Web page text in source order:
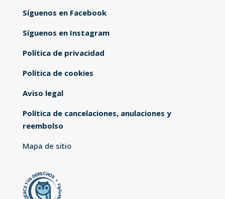
Síguenos en Facebook
Síguenos en Instagram
Política de privacidad
Política de cookies
Aviso legal
Política de cancelaciones, anulaciones y
reembolso
Mapa de sitio